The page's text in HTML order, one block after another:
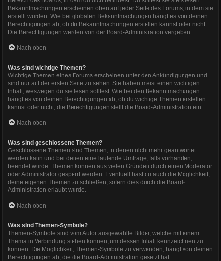
Bekanntmachungen erscheinen oben auf jeder Seite des Forums, in dem sie
erstellt wurden. Wie bei globalen Bekanntmachungen hängt es von deinen
Berechtigungen ab, ob du Bekanntmachungen erstellen kannst oder nicht.
Die Berechtigungen werden von der Board-Administration vergeben.
Nach oben
Was sind wichtige Themen?
Wichtige Themen eines Forums erscheinen unter den Ankündigungen und
sind nur auf der ersten Seite zu sehen. Sie haben meist einen wichtigen
Inhalt, weswegen du sie lesen solltest. Wie bei den Bekanntmachungen
hängt es von deinen Berechtigungen ab, ob du wichtige Themen erstellen
kannst oder nicht; die Berechtigungen stellt die Board-Administration ein.
Nach oben
Was sind geschlossene Themen?
Geschlossene Themen sind Themen, in denen nicht mehr geantwortet
werden kann und bei denen eine laufende Umfrage, falls vorhanden,
beendet wurde. Themen können aus vielen Gründen durch einen Moderator
oder Administrator gesperrt werden. Eventuell hast du auch die Möglichkeit,
deine eigenen Themen zu schließen, sofern dies durch die Board-
Administration erlaubt wurde.
Nach oben
Was sind Themen-Symbole?
Themen-Symbole sind vom Autor ausgewählte Bilder, welche mit einem
Thema in Verbindung stehen können, um dessen Inhalt kennzeichnen zu
können. Die Möglichkeit, Themen-Symbole zu verwenden, hängt von deinen
Berechtigungen ab, die die Board-Administration gesetzt hat.